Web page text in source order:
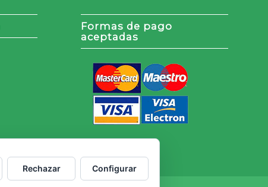
Formas de pago
aceptadas
Rechazar Configurar